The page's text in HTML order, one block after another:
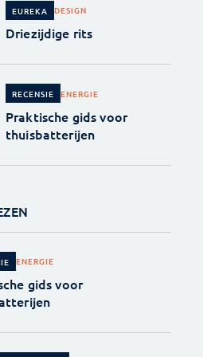
EUREKA DESIGN
Driezijdige rits
RECENSIE ENERGIE
Praktische gids voor
thuisbatterijen
ENERGIE
gids voor